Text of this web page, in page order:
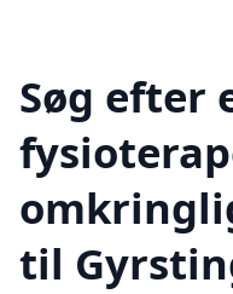
Søg efter
til